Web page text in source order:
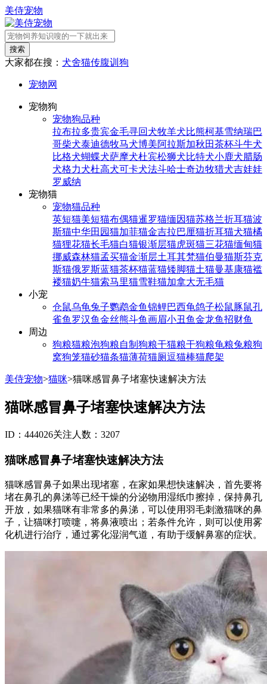
美侍宠物
搜索
大家都在搜： 犬舍猫传腹训狗
宠物网
宠物狗
宠物狗品种
拉布拉多贵宾金毛寻回犬牧羊犬比熊柯基雪纳瑞巴
哥柴犬泰迪德牧马犬博美阿拉斯加秋田茶杯斗牛犬
比格犬蝴蝶犬萨摩犬杜宾松狮犬比特犬小鹿犬腊肠
犬格力犬杜高犬可卡犬法斗哈士奇边牧猎犬吉娃娃
罗威纳
宠物猫
宠物猫品种
英短猫美短猫布偶猫暹罗猫缅因猫苏格兰折耳猫波
斯猫中华田园猫加菲猫金吉拉巴厘猫折耳猫犬猫橘
猫狸花猫长毛猫白猫银渐层猫虎斑猫三花猫缅甸猫
挪威森林猫孟买猫金渐层土耳其梵猫伯曼猫斯芬克
斯猫俄罗斯蓝猫茶杯猫蓝猫矮脚猫土猫曼基康猫褴
褛猫奶牛猫索马里猫雪鞋猫加拿大无毛猫
小宠
仓鼠乌龟兔子鹦鹉金鱼锦鲤巴西龟鸽子松鼠豚鼠孔
雀鱼 罗汉鱼金丝熊斗鱼画眉小丑鱼金龙鱼招财鱼
周边
狗粮猫粮泡狗粮自制狗粮干猫粮干狗粮龟粮兔粮狗
窝狗笼猫砂猫条猫薄荷猫厕逗猫棒猫爬架
美侍宠物>猫咪>猫咪感冒鼻子堵塞快速解决方法
猫咪感冒鼻子堵塞快速解决方法
ID：444026关注人数：3207
猫咪感冒鼻子堵塞快速解决方法
猫咪感冒鼻子如果出现堵塞，在家如果想快速解决，首先要将
堵在鼻孔的鼻涕等已经干燥的分泌物用湿纸巾擦掉，保持鼻孔
开放，如果猫咪有非常多的鼻涕，可以使用羽毛刺激猫咪的鼻
子，让猫咪打喷嚏，将鼻液喷出；若条件允许，则可以使用雾
化机进行治疗，通过雾化湿润气道，有助于缓解鼻塞的症状。